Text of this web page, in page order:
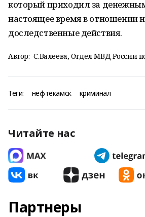
который приходил за
настоящее время в отношении
доследственные действия.
Автор: С.Валеева, Отдел МВД России
Теги: нефтекамск криминал
Читайте нас
Партнеры